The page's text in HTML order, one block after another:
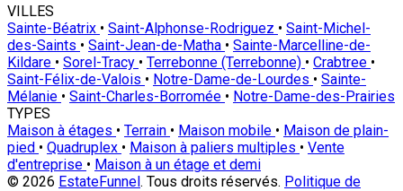
VILLES
Sainte-Béatrix • Saint-Alphonse-Rodriguez • Saint-Michel-
des-Saints • Saint-Jean-de-Matha • Sainte-Marcelline-de-
Kildare • Sorel-Tracy • Terrebonne (Terrebonne) • Crabtree •
Saint-Félix-de-Valois • Notre-Dame-de-Lourdes • Sainte-
Mélanie • Saint-Charles-Borromée • Notre-Dame-des-Prairies
TYPES
Maison à étages • Terrain • Maison mobile • Maison de plain-
pied • Quadruplex • Maison à paliers multiples • Vente
d'entreprise • Maison à un étage et demi
© 2026 EstateFunnel. Tous droits réservés. Politique de